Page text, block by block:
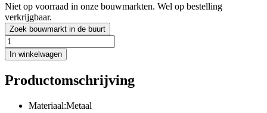
Niet op voorraad in onze bouwmarkten. Wel op bestelling
verkrijgbaar.
Zoek bouwmarkt in de buurt
In winkelwagen
Productomschrijving
Materiaal:Metaal